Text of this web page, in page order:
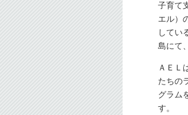
子育て
エル）
してい
島にて
ＡＥＬ
たちの
グラム
す。